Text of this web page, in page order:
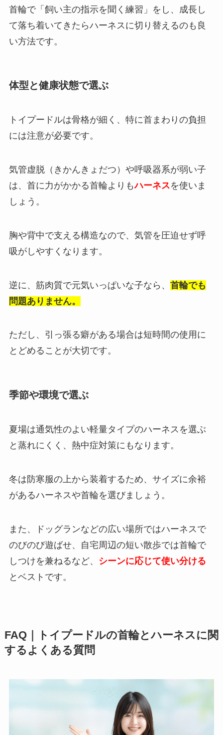
首輪で「飼い主の指示を聞く練習」をし、成長し
て落ち着いてきたらハーネスに切り替えるのも良
い方法です。
体型と健康状態で選ぶ
トイプードルは骨格が細く、特に首まわりの負担
には注意が必要です。
気管虚脱（きかんきょだつ）や呼吸器系が弱い子
は、首に力がかかる首輪よりもハーネスを使いま
しょう。
胸や背中で支える構造なので、気管を圧迫せず呼
吸がしやすくなります。
逆に、筋肉質で元気いっぱいな子なら、 首輪でも
問題ありません。
ただし、引っ張る癖がある場合は短時間の使用に
とどめることが大切です。
季節や環境で選ぶ
夏場は通気性のよい軽量タイプのハーネスを選ぶ
と蒸れにくく、熱中症対策にもなります。
冬は防寒服の上から装着するため、サイズに余裕
があるハーネスや首輪を選びましょう。
また、ドッグランなどの広い場所ではハーネスで
のびのび遊ばせ、自宅周辺の短い散歩では首輪で
しつけを兼ねるなど、 シーンに応じて使い分ける
とベストです。
FAQ｜トイプードルの首輪とハーネスに関
するよくある質問